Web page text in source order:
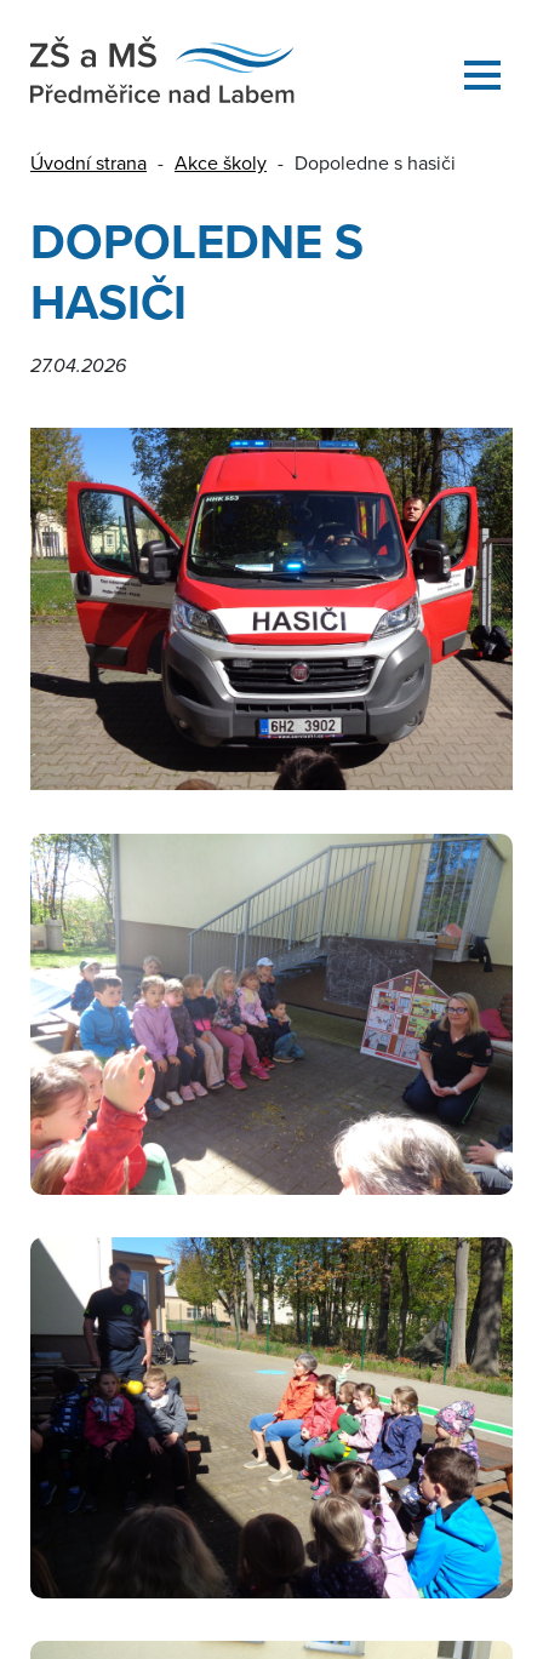
Úvodní strana - Akce školy - Dopoledne s hasiči
DOPOLEDNE S
HASIČI
27.04.2026